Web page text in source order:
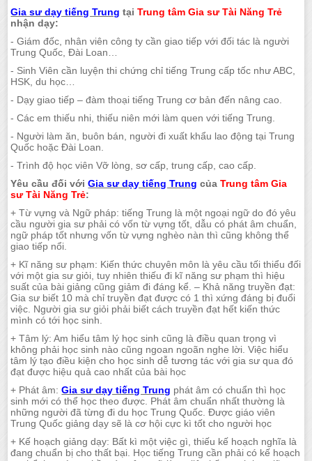
Gia sư dạy tiếng Trung tạiTrung tâm Gia sư Tài Năng Trẻ
nhận dạy:
- Giám đốc, nhân viên công ty cần giao tiếp với đối tác là người
Trung Quốc, Đài Loan…
- Sinh Viên cần luyện thi chứng chỉ tiếng Trung cấp tốc như ABC,
HSK, du học…
- Dạy giao tiếp – đàm thoại tiếng Trung cơ bản đến nâng cao.
- Các em thiếu nhi, thiếu niên mới làm quen với tiếng Trung.
- Người làm ăn, buôn bán, người đi xuất khẩu lao động tại Trung
Quốc hoặc Đài Loan.
- Trình độ học viên Vỡ lòng, sơ cấp, trung cấp, cao cấp.
Yêu cầu đối vớiGia sư dạy tiếng Trung củaTrung tâm Gia
sư Tài Năng Trẻ:
+ Từ vựng và Ngữ pháp: tiếng Trung là một ngoại ngữ do đó yêu
cầu người gia sư phải có vốn từ vựng tốt, dẫu có phát âm chuẩn,
ngữ pháp tốt nhưng vốn từ vựng nghèo nàn thì cũng không thể
giao tiếp nổi.
+ Kĩ năng sư phạm: Kiến thức chuyên môn là yêu cầu tối thiểu đối
với một gia sư giỏi, tuy nhiên thiếu đi kĩ năng sư phạm thì hiệu
suất của bài giảng cũng giảm đi đáng kể. – Khả năng truyền đạt:
Gia sư biết 10 mà chỉ truyền đạt được có 1 thì xứng đáng bị đuổi
việc. Người gia sư giỏi phải biết cách truyền đạt hết kiến thức
mình có tới học sinh.
+ Tâm lý: Am hiểu tâm lý học sinh cũng là điều quan trọng vì
không phải học sinh nào cũng ngoan ngoãn nghe lời. Việc hiểu
tâm lý tạo điều kiện cho học sinh dễ tương tác với gia sư qua đó
đạt được hiệu quả cao nhất của bài học
+ Phát âm:Gia sư dạy tiếng Trung phát âm có chuẩn thì học
sinh mới có thể học theo được. Phát âm chuẩn nhất thường là
những người đã từng đi du học Trung Quốc. Được giáo viên
Trung Quốc giảng dạy sẽ là cơ hội cực kì tốt cho người học
+ Kế hoạch giảng dạy: Bất kì một việc gì, thiếu kế hoạch nghĩa là
đang chuẩn bị cho thất bại. Học tiếng Trung cần phải có kế hoạch